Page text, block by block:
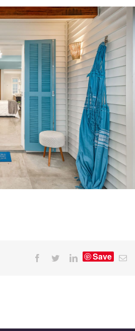
Facebook
TwitterLinkedIn
Save
E-